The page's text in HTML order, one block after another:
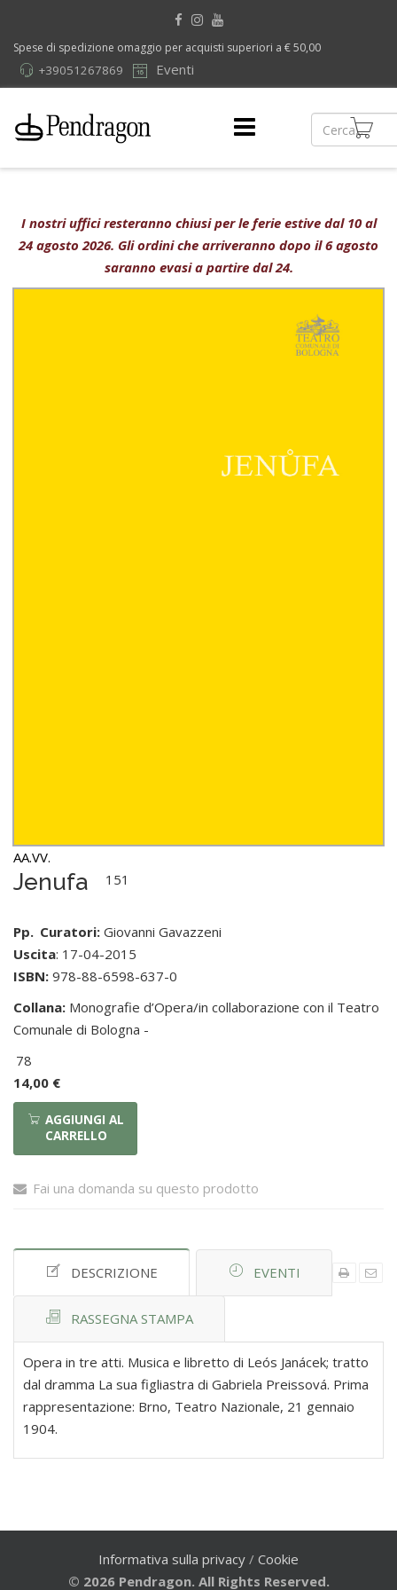
Spese di spedizione omaggio per acquisti superiori a € 50,00
Eventi
+39051267869
I nostri uffici resteranno chiusi per le ferie estive dal 10 al
24 agosto 2026. Gli ordini che arriveranno dopo il 6 agosto
saranno evasi a partire dal 24.
AA.VV.
Jenufa
Pp.
151
Curatori: Giovanni Gavazzeni
Uscita: 17-04-2015
ISBN: 978-88-6598-637-0
Collana: Monografie d’Opera/in collaborazione con il Teatro
Comunale di Bologna -
78
14,00 €
AGGIUNGI AL
CARRELLO
Fai una domanda su questo prodotto
DESCRIZIONE EVENTI
RASSEGNA STAMPA
Opera in tre atti. Musica e libretto di Leós Janácek; tratto
dal dramma La sua figliastra di Gabriela Preissová. Prima
rappresentazione: Brno, Teatro Nazionale, 21 gennaio
1904.
Informativa sulla privacy / Cookie
© 2026 Pendragon. All Rights Reserved.